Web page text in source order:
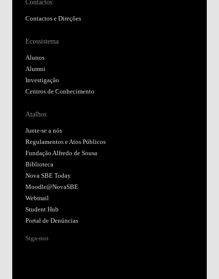
Contactos
Contactos e Direções
Ecossistema
Alunos
Alumni
Investigação
Centros de Conhecimento
Atalhos
Junte-se a nós
Regulamentos e Atos Públicos
Fundação Alfredo de Sousa
Biblioteca
Nova SBE Today
Moodle@NovaSBE
Webmail
Student Hub
Portal de Denúncias
Siga-nos